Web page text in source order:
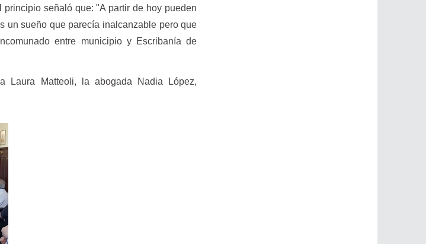
señaló que: "A partir de hoy pueden
un sueño que parecía inalcanzable pero que
entre municipio y Escribanía de
Laura Matteoli, la abogada Nadia López,